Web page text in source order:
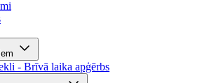
- Brīvā laika apģērbs